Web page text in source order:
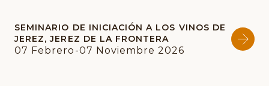
SEMINARIO DE INICIACIÓN A LOS VINOS DE
JEREZ, JEREZ DE LA FRONTERA
07 Febrero-07 Noviembre 2026